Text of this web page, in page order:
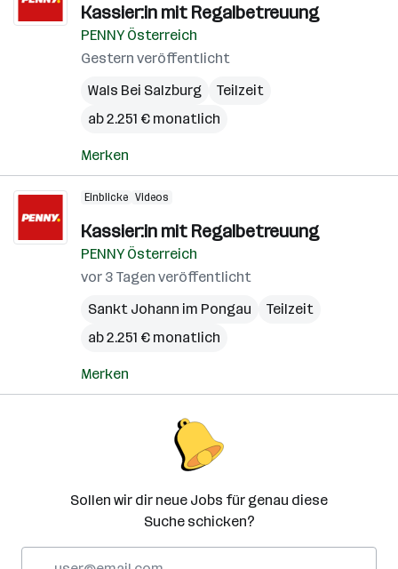
Kassier:in mit Regalbetreuung
PENNY Österreich
Gestern veröffentlicht
Wals Bei Salzburg
Teilzeit
ab 2.251 € monatlich
Merken
Einblicke Videos
Kassier:in mit Regalbetreuung
PENNY Österreich
vor 3 Tagen veröffentlicht
Sankt Johann im Pongau
Teilzeit
ab 2.251 € monatlich
Merken
Sollen wir dir neue Jobs für genau diese
Suche schicken?